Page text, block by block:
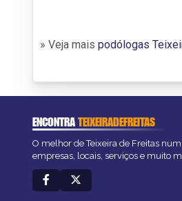
» Veja mais podólogas
ENCONTRATEIXEIRADEFREITAS
O melhor de Teixeira de Freitas
empresas, locais, serviços e muito